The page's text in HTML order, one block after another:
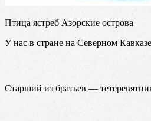
Птица ястреб Азорские острова
У нас в стране на Северном
Старший из братьев —